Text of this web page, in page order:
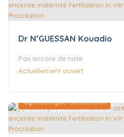
Dr N’GUESSAN Kouadio
Pas encore de note
Actuellement ouvert
Gynécologue-Obstétricien